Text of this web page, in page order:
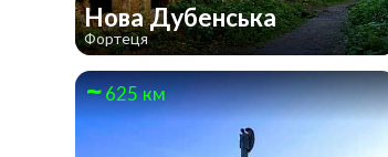
Нова Дубенська
Фортеця
625 км